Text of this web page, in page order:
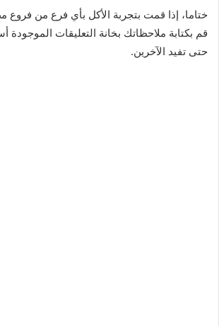
ختاما، إذا قمت بتجربة الأكل بأي فرع من فروع
قم بكتابة ملاحظاتك بخانة التعليقات
حتى تفيد الآخرين.